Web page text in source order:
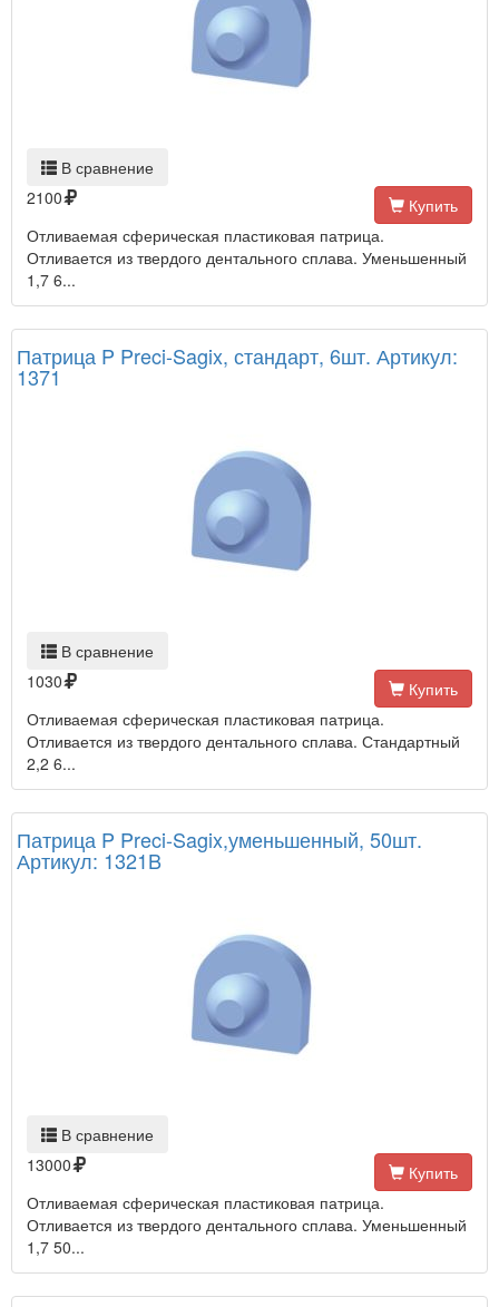
В сравнение
2100
Купить
Отливаемая сферическая пластиковая патрица.
Отливается из твердого дентального сплава. Уменьшенный
1,7 6...
Патрица P Preci-Sagix, стандарт, 6шт. Артикул:
1371
В сравнение
1030
Купить
Отливаемая сферическая пластиковая патрица.
Отливается из твердого дентального сплава. Стандартный
2,2 6...
Патрица P Preci-Sagix,уменьшенный, 50шт.
Артикул: 1321B
В сравнение
13000
Купить
Отливаемая сферическая пластиковая патрица.
Отливается из твердого дентального сплава. Уменьшенный
1,7 50...